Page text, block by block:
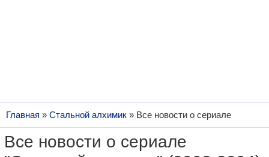
Главная » Стальной алхимик » Все новости о сериале
Все новости о сериале